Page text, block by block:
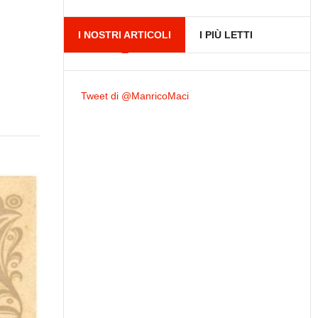
I NOSTRI ARTICOLI I PIÙ LETTI
Tweet di @ManricoMaci